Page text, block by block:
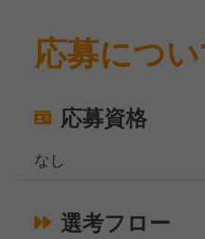
応募につ
応募資格
なし
選考フロー